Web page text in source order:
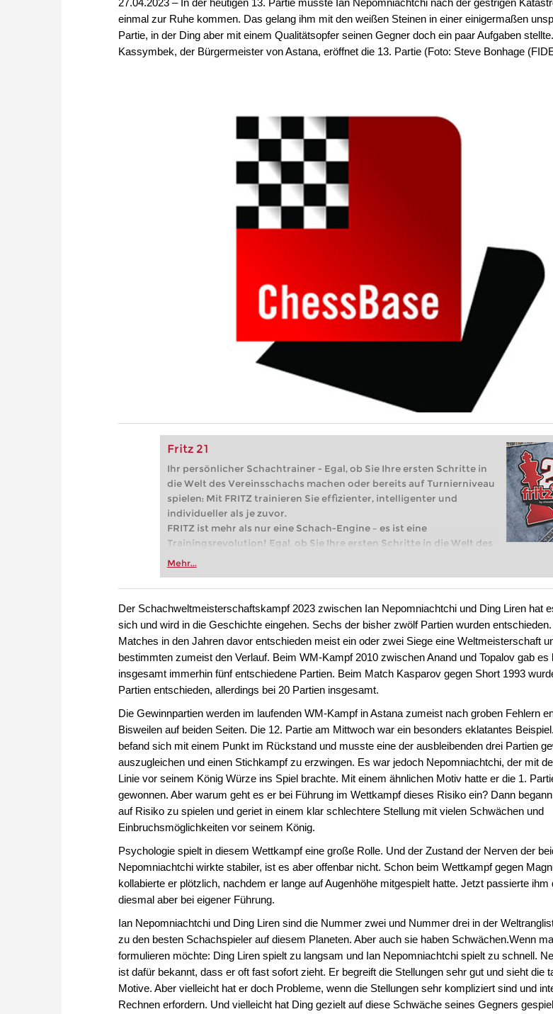
einmal zur Ruhe kommen. Das gelang ihm mit den weißen Steinen in einer einigermaßen
Partie, in der Ding aber mit einem Qualitätsopfer seinen Gegner doch ein paar Aufgaben
Kassymbek, der Bürgermeister von Astana, eröffnet die 13. Partie (Foto: Steve Bonhage
Fritz 21
Ihr persönlicher Schachtrainer - Egal, ob Sie Ihre ersten Schritte in
die Welt des Vereinsschachs machen oder bereits auf Turnierniveau
spielen: Mit FRITZ trainieren Sie effizienter, intelligenter und
individueller als je zuvor.
FRITZ ist mehr als nur eine Schach-Engine – es ist eine
Trainingsrevolution! Egal, ob Sie Ihre ersten Schritte in die Welt des
Vereinsschachs machen oder bereits auf Turnierniveau spielen: Mit
zuvor.
Mehr...
Der Schachweltmeisterschaftskampf 2023 zwischen Ian Nepomniachtchi und Ding Liren hat
sich und wird in die Geschichte eingehen. Sechs der bisher zwölf Partien wurden
Matches in den Jahren davor entschieden meist ein oder zwei Siege eine Weltmeisterschaft
bestimmten zumeist den Verlauf. Beim WM-Kampf 2010 zwischen Anand und Topalov gab es
insgesamt immerhin fünf entschiedene Partien. Beim Match Kasparov gegen Short 1993
Partien entschieden, allerdings bei 20 Partien insgesamt.
Die Gewinnpartien werden im laufenden WM-Kampf in Astana zumeist nach groben Fehlern
Bisweilen auf beiden Seiten. Die 12. Partie am Mittwoch war ein besonders eklatantes
befand sich mit einem Punkt im Rückstand und musste eine der ausbleibenden drei Partien
auszugleichen und einen Stichkampf zu erzwingen. Es war jedoch Nepomniachtchi, der mit
Linie vor seinem König Würze ins Spiel brachte. Mit einem ähnlichen Motiv hatte er die 1.
gewonnen. Aber warum geht es er bei Führung im Wettkampf dieses Risiko ein? Dann
auf Risiko zu spielen und geriet in einem klar schlechtere Stellung mit vielen Schwächen und
Einbruchsmöglichkeiten vor seinem König.
Psychologie spielt in diesem Wettkampf eine große Rolle. Und der Zustand der Nerven der
Nepomniachtchi wirkte stabiler, ist es aber offenbar nicht. Schon beim Wettkampf gegen
kollabierte er plötzlich, nachdem er lange auf Augenhöhe mitgespielt hatte. Jetzt passierte ihm
diesmal aber bei eigener Führung.
Ian Nepomniachtchi und Ding Liren sind die Nummer zwei und Nummer drei in der
zu den besten Schachspieler auf diesem Planeten. Aber auch sie haben Schwächen.Wenn
formulieren möchte: Ding Liren spielt zu langsam und Ian Nepomniachtchi spielt zu schnell.
ist dafür bekannt, dass er oft fast sofort zieht. Er begreift die Stellungen sehr gut und sieht die
Motive. Aber vielleicht hat er doch Probleme, wenn die Stellungen sehr kompliziert sind und
Rechnen erfordern. Und vielleicht hat Ding gezielt auf diese Schwäche seines Gegners